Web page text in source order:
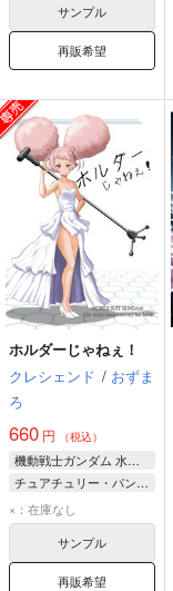
サンプル
再販希望
ホルダーじゃねぇ！
クレシェンド / おずま
ろ
660 円 （税込）
機動戦士ガンダム 水星の魔女
チュアチュリー・パンランチ
スレッタ・マーキュリー
ミオリネ・レンブラン
×：在庫なし
サンプル
再販希望